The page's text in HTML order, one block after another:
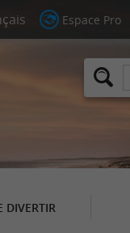
Espace Pro
DIVERTIR